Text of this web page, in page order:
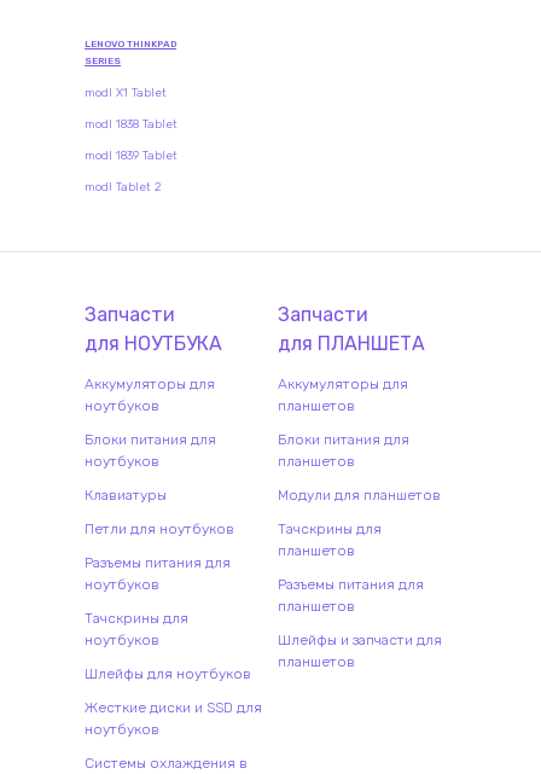
LENOVO THINKPAD
SERIES
modl X1 Tablet
modl 1838 Tablet
modl 1839 Tablet
modl Tablet 2
Запчасти
для НОУТБУКА
Аккумуляторы для
ноутбуков
Блоки питания для
ноутбуков
Клавиатуры
Петли для ноутбуков
Разъемы питания для
ноутбуков
Тачскрины для
ноутбуков
Шлейфы для ноутбуков
Жесткие диски и SSD для
ноутбуков
Системы охлаждения в
Запчасти
для ПЛАНШЕТА
Аккумуляторы для
планшетов
Блоки питания для
планшетов
Модули для планшетов
Тачскрины для
планшетов
Разъемы питания для
планшетов
Шлейфы и запчасти для
планшетов